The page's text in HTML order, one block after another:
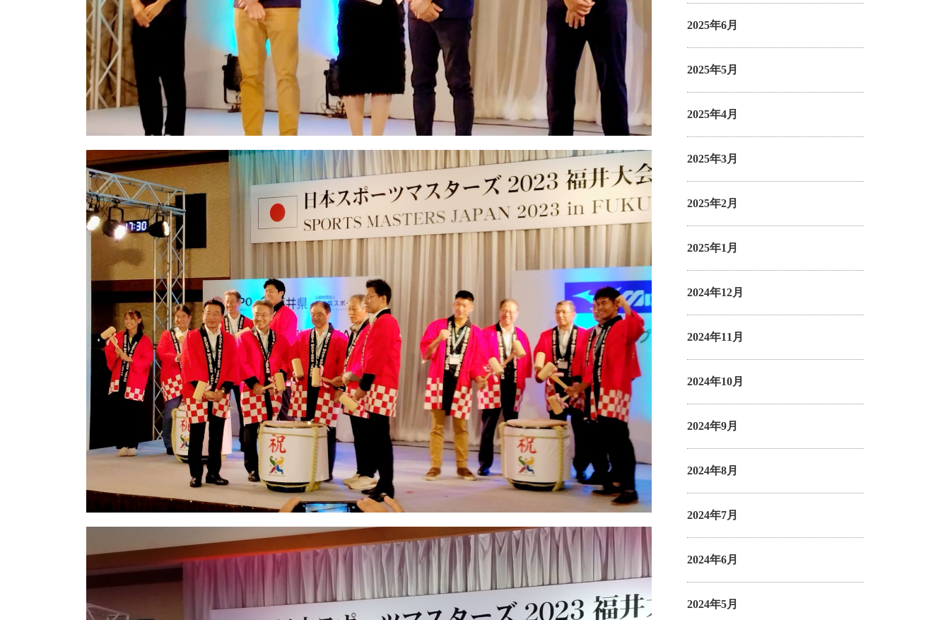
2025年6月
2025年5月
2025年4月
2025年3月
2025年2月
2025年1月
2024年12月
2024年11月
2024年10月
2024年9月
2024年8月
2024年7月
2024年6月
2024年5月